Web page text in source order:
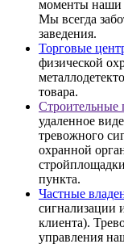
моменты наши
Мы всегда
заведения.
Торговые
физической
товара.
Строительные
удаленное
тревожного
охранной
пункта.
Частные
сигнализации
клиента).
управления